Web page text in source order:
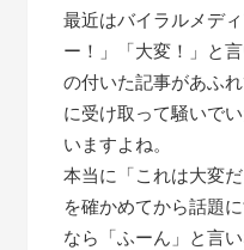
最近はバイラルメデ
ー！」「大変！」と
の付いた記事があふ
に受け取って騒いで
いますよね。
本当に「これは大変
を確かめてから話題
なら「ふーん」と言